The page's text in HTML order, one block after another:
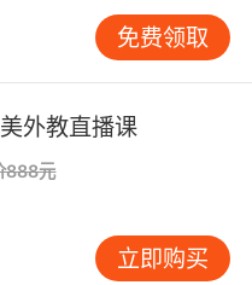
不是过去式。这是因
表示过去时的功能。
纠正 在学习Past时态
些错误。以下是一
混淆规则动词和不
I goed to the park
to the park
中使用过去式： 错
yesterday. 正确：I
免费领取
外教直播课
888元
立即购买